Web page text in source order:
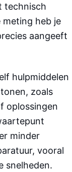
technisch
meting heb je
aangeeft
hulpmiddelen
zoals
oplossingen
minder
vooral
snelheden.